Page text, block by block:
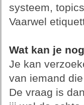
systeem,
Vaarwel
Wat kan je
Je kan
van iemand
De vraag is